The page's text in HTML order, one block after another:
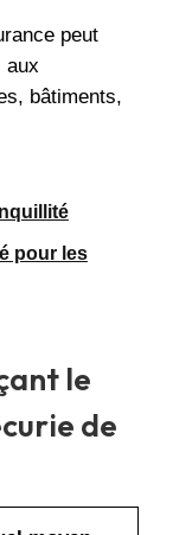
peut
aux
bâtiments,
pour les
le
de